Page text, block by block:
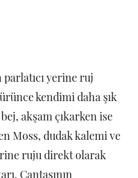
yerine ruj
kendimi daha şık
akşam çıkarken ise
Moss, dudak kalemi ve
ruju direkt olarak
Çantasının